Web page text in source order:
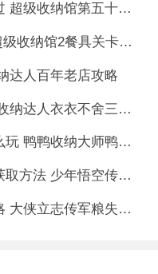
超级收纳馆第五十三关怎么过 超级收纳馆第五十三关攻略
超级收纳馆2餐具关卡攻略 超级收纳馆2餐具关卡怎么过
达人百年老店攻略
收纳达人衣衣不舍怎么过关 收纳达人衣衣不舍三星攻略
鸭鸭收纳大师鸭鸭杂货铺怎么玩 鸭鸭收纳大师鸭鸭杂货铺通关攻略
少年悟空传游戏中珍稀道具获取方法 少年悟空传游戏珍稀道具如何获取
大侠立志传军粮失窃任务攻略 大侠立志传军粮失窃任务如何做